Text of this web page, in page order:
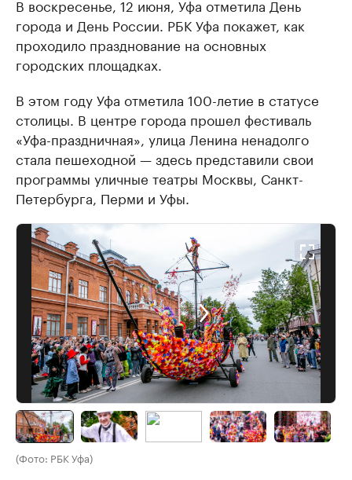
В воскресенье, 12 июня, Уфа отметила День
города и День России. РБК Уфа покажет, как
проходило празднование на основных
городских площадках.
В этом году Уфа отметила 100-летие в статусе
столицы. В центре города прошел фестиваль
«Уфа-праздничная», улица Ленина ненадолго
стала пешеходной — здесь представили свои
программы уличные театры Москвы, Санкт-
Петербурга, Перми и Уфы.
(Фото: РБК Уфа)